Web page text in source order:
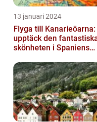
13 januari 2024
Flyga till Kanarieöarna:
upptäck den
skönheten i Spaniens